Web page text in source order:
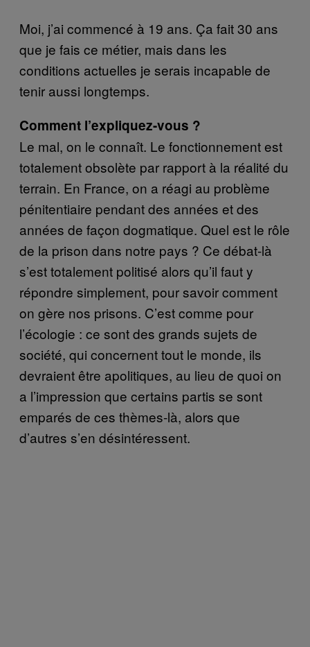
Moi, j’ai commencé à 19 ans. Ça fait 30 ans
que je fais ce métier, mais dans les
conditions actuelles je serais incapable de
tenir aussi longtemps.
Comment l’expliquez-vous ?
Le mal, on le connaît. Le fonctionnement est
totalement obsolète par rapport à la réalité du
terrain. En France, on a réagi au problème
pénitentiaire pendant des années et des
années de façon dogmatique. Quel est le rôle
de la prison dans notre pays ? Ce débat-là
s’est totalement politisé alors qu’il faut y
répondre simplement, pour savoir comment
on gère nos prisons. C’est comme pour
l’écologie : ce sont des grands sujets de
société, qui concernent tout le monde, ils
devraient être apolitiques, au lieu de quoi on
a l’impression que certains partis se sont
emparés de ces thèmes-là, alors que
d’autres s’en désintéressent.